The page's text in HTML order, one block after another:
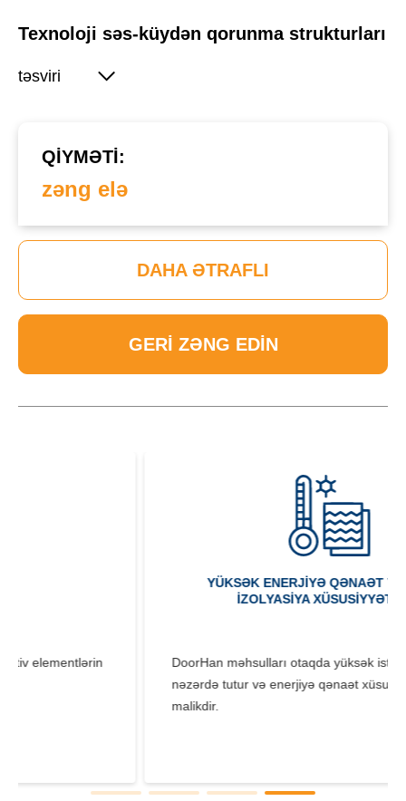
Texnoloji səs-küydən qorunma strukturları
təsviri
QIYMƏTI:
zəng elə
DAHA ƏTRAFLI
GERI ZƏNG EDIN
YÜKSƏK ENERJIYƏ QƏNAƏT VƏ ISTILIK
IZOLYASIYA XÜSUSIYYƏTLƏRI
DoorHan məhsulları otaqda yüksək istilik izolyasiyasını
nəzərdə tutur və enerjiyə qənaət xüsusiyyətlərinə